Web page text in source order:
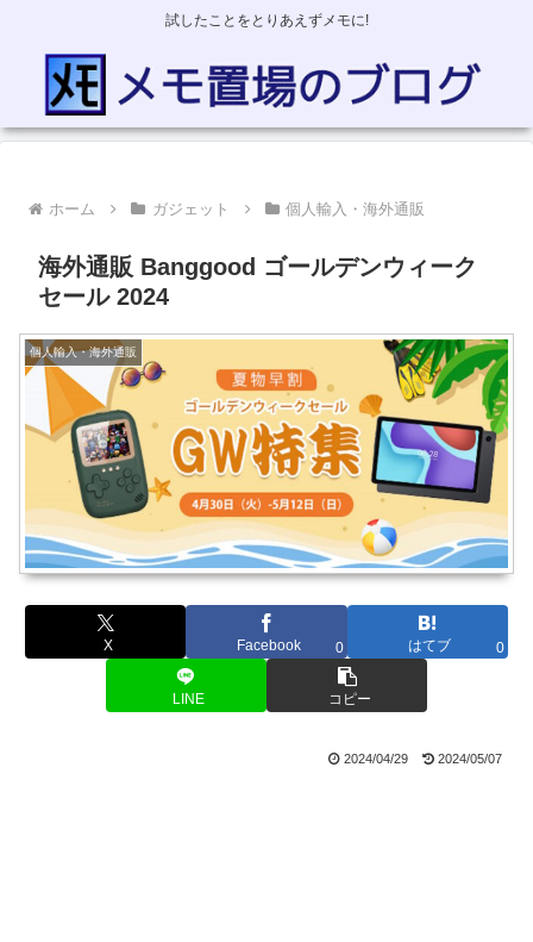
試したことをとりあえずメモに!
ホーム ガジェット 個人輸入・海外通販
海外通販 Banggood ゴールデンウィーク
セール 2024
個人輸入・海外通販
X Facebook 0 はてブ 0
LINE コピー
2024/04/29 2024/05/07